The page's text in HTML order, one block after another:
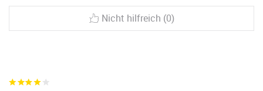
Nicht hilfreich (0)